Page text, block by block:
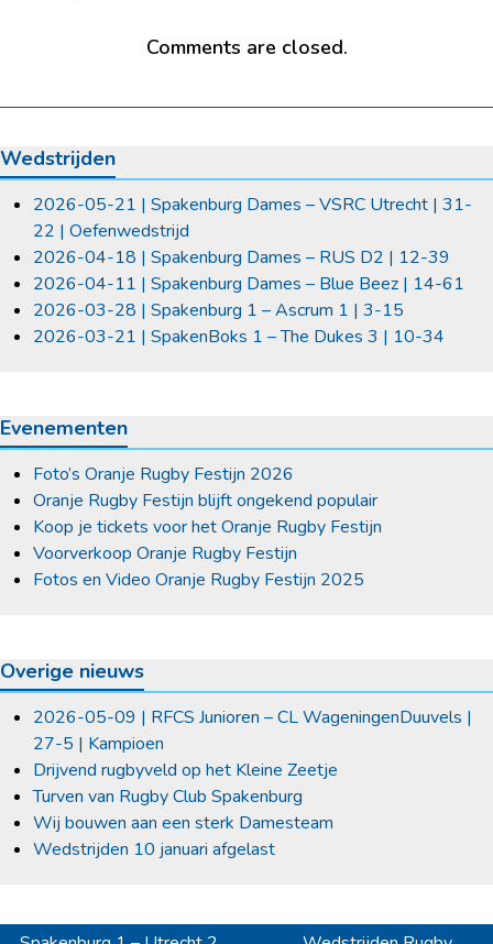
Comments are closed.
Wedstrijden
2026-05-21 | Spakenburg Dames – VSRC Utrecht | 31-
22 | Oefenwedstrijd
2026-04-18 | Spakenburg Dames – RUS D2 | 12-39
2026-04-11 | Spakenburg Dames – Blue Beez | 14-61
2026-03-28 | Spakenburg 1 – Ascrum 1 | 3-15
2026-03-21 | SpakenBoks 1 – The Dukes 3 | 10-34
Evenementen
Foto’s Oranje Rugby Festijn 2026
Oranje Rugby Festijn blijft ongekend populair
Koop je tickets voor het Oranje Rugby Festijn
Voorverkoop Oranje Rugby Festijn
Fotos en Video Oranje Rugby Festijn 2025
Overige nieuws
2026-05-09 | RFCS Junioren – CL WageningenDuuvels |
27-5 | Kampioen
Drijvend rugbyveld op het Kleine Zeetje
Turven van Rugby Club Spakenburg
Wij bouwen aan een sterk Damesteam
Wedstrijden 10 januari afgelast